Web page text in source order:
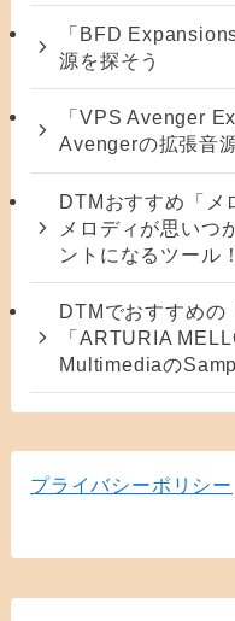
「BFD
源を探そう
「VPS Avenger
Avengerの拡張音
DTMおすすめ「メ
メロディが思いつ
ントになるツール！
DTMでおすすめの
「ARTURIA
Multimediaの
プライバシーポリシー